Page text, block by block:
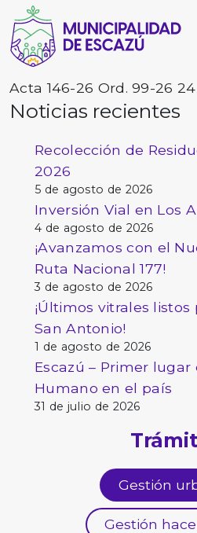
Acta 146-26 Ord. 99-26
Noticias recientes
Recolección de
2026
5 de agosto de 2026
Inversión Vial en Los
4 de agosto de 2026
¡Avanzamos con el
Ruta Nacional 177!
3 de agosto de 2026
¡Últimos vitrales
San Antonio!
1 de agosto de 2026
Escazú – Primer lugar
Humano en el país
31 de julio de 2026
Gestión
Gestión